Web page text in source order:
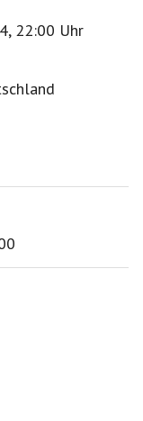
22:00 Uhr